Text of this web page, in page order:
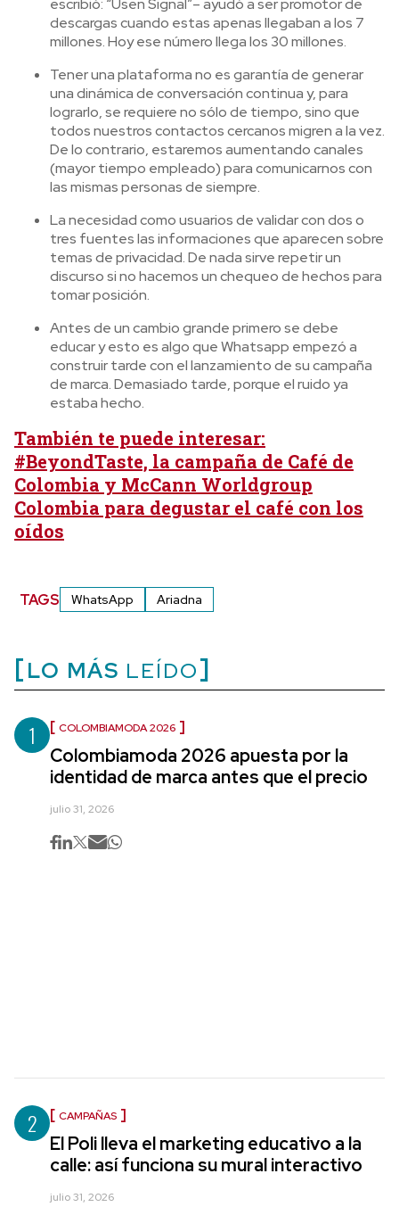
escribió: “Usen Signal”– ayudó a ser promotor de
descargas cuando estas apenas llegaban a los 7
millones. Hoy ese número llega los 30 millones.
Tener una plataforma no es garantía de generar
una dinámica de conversación continua y, para
lograrlo, se requiere no sólo de tiempo, sino que
todos nuestros contactos cercanos migren a la vez.
De lo contrario, estaremos aumentando canales
(mayor tiempo empleado) para comunicarnos con
las mismas personas de siempre.
La necesidad como usuarios de validar con dos o
tres fuentes las informaciones que aparecen sobre
temas de privacidad. De nada sirve repetir un
discurso si no hacemos un chequeo de hechos para
tomar posición.
Antes de un cambio grande primero se debe
educar y esto es algo que Whatsapp empezó a
construir tarde con el lanzamiento de su campaña
de marca. Demasiado tarde, porque el ruido ya
estaba hecho.
También te puede interesar:
#BeyondTaste, la campaña de Café de
Colombia y McCann Worldgroup
Colombia para degustar el café con los
oídos
TAGS WhatsApp Ariadna
LO MÁS LEÍDO
1 COLOMBIAMODA 2026
Colombiamoda 2026 apuesta por la
identidad de marca antes que el precio
julio 31, 2026
2 CAMPAÑAS
El Poli lleva el marketing educativo a la
calle: así funciona su mural interactivo
julio 31, 2026